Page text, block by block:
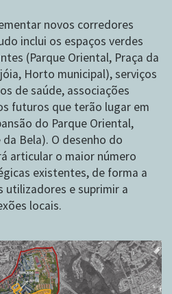
novos corredores
inclui os espaços verdes
(Parque Oriental, Praça da
Horto municipal), serviços
de saúde, associações
futuros que terão lugar em
do Parque Oriental,
Bela). O desenho do
articular o maior número
existentes, de forma a
utilizadores e suprimir a
locais.